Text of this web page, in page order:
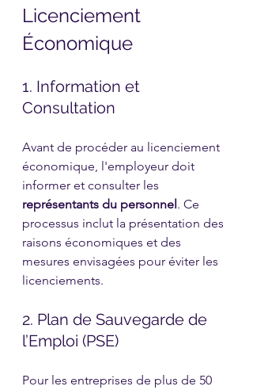
Licenciement
Économique
1. Information et
Consultation
Avant de procéder au licenciement
économique, l'employeur doit
informer et consulter les
représentants du personnel. Ce
processus inclut la présentation des
raisons économiques et des
mesures envisagées pour éviter les
licenciements.
2. Plan de Sauvegarde de
l’Emploi (PSE)
Pour les entreprises de plus de 50